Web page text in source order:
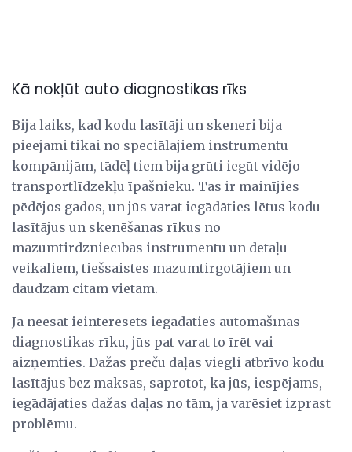
Kā nokļūt auto diagnostikas rīks
Bija laiks, kad kodu lasītāji un skeneri bija
pieejami tikai no speciālajiem instrumentu
kompānijām, tādēļ tiem bija grūti iegūt vidējo
transportlīdzekļu īpašnieku. Tas ir mainījies
pēdējos gados, un jūs varat iegādāties lētus kodu
lasītājus un skenēšanas rīkus no
mazumtirdzniecības instrumentu un detaļu
veikaliem, tiešsaistes mazumtirgotājiem un
daudzām citām vietām.
Ja neesat ieinteresēts iegādāties automašīnas
diagnostikas rīku, jūs pat varat to īrēt vai
aizņemties. Dažas preču daļas viegli atbrīvo kodu
lasītājus bez maksas, saprotot, ka jūs, iespējams,
iegādājaties dažas daļas no tām, ja varēsiet izprast
problēmu.